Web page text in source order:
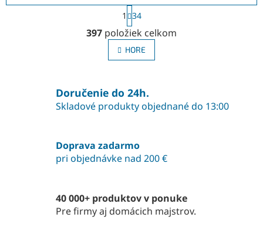
O
v
l
á
c
i
e
v
k
ý
p
i
S
t
r
á
n
k
a
n
i
1 34
397 položiek celkom
HORE
Doručenie do 24h.
Skladové produkty objednané do 13:00
Doprava zadarmo
pri objednávke nad 200 €
40 000+ produktov v ponuke
Pre firmy aj domácich majstrov.